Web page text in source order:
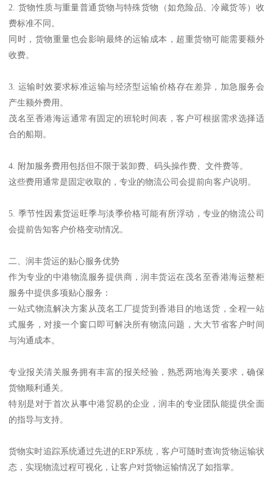
2. 货物性质与重量普通货物与特殊货物（如危险品、冷藏货等）收
费标准不同。
同时，货物重量也会影响最终的运输成本，超重货物可能需要额外
收费。
3. 运输时效要求标准运输与经济型运输价格存在差异，加急服务会
产生额外费用。
茂名至香港海运通常有固定的班轮时间表，客户可根据需求选择适
合的船期。
4. 附加服务费用包括但不限于装卸费、码头操作费、文件费等。
这些费用通常是固定收取的，专业的物流公司会提前向客户说明。
5. 季节性因素货运旺季与淡季价格可能有所浮动，专业的物流公司
会提前告知客户价格变动情况。
二、润丰货运的贴心服务优势
作为专业的中港物流服务提供商，润丰货运在茂名至香港海运整柜
服务中提供多项贴心服务：
一站式物流解决方案从茂名工厂提货到香港目的地送货，全程一站
式服务，对接一个窗口即可解决所有物流问题，大大节省客户时间
与沟通成本。
专业报关清关服务拥有丰富的报关经验，熟悉两地海关要求，确保
货物顺利通关。
特别是对于首次从事中港贸易的企业，润丰的专业团队能提供全面
的指导与支持。
货物实时追踪系统通过先进的ERP系统，客户可随时查询货物运输状
态，实现物流过程可视化，让客户对货物运输情况了如指掌。